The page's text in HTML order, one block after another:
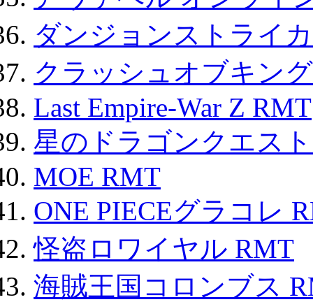
ダンジョンストライ
クラッシュオブキン
Last Empire-War Z RMT
星のドラゴンクエス
MOE RMT
ONE PIECEグラコレ
怪盗ロワイヤル RMT
海賊王国コロンブス